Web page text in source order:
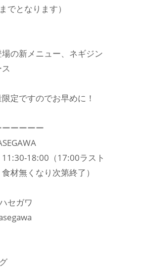
でとなります）
の新メニュー、ネギジン
定ですのでお早めに！
ーーーー
18:00（17:00ラスト
材無くなり次第終了）
セガワ